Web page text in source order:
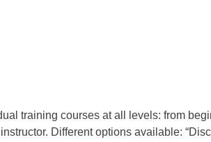
training courses at all levels: from
Different options available: